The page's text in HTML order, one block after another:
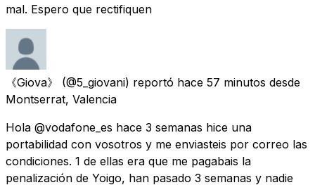
mal. Espero que rectifiquen
《Giova》 (@5_giovani) reportó hace 57 minutos desde
Montserrat, Valencia
Hola @vodafone_es hace 3 semanas hice una
portabilidad con vosotros y me enviasteis por correo las
condiciones. 1 de ellas era que me pagabais la
penalización de Yoigo, han pasado 3 semanas y nadie